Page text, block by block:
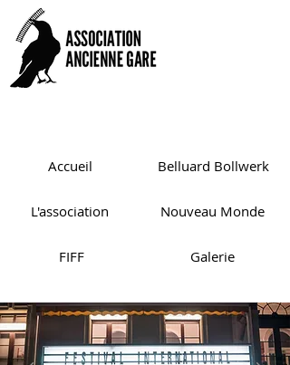
Accueil
L'association
FIFF
Belluard Bollwerk
Nouveau Monde
Galerie